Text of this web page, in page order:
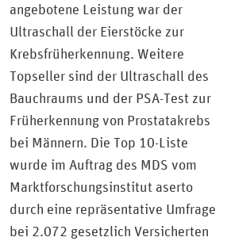
angebotene Leistung war der
Ultraschall der Eierstöcke zur
Krebsfrüherkennung. Weitere
Topseller sind der Ultraschall des
Bauchraums und der PSA-Test zur
Früherkennung von Prostatakrebs
bei Männern. Die Top 10-Liste
wurde im Auftrag des MDS vom
Marktforschungsinstitut aserto
durch eine repräsentative Umfrage
bei 2.072 gesetzlich Versicherten